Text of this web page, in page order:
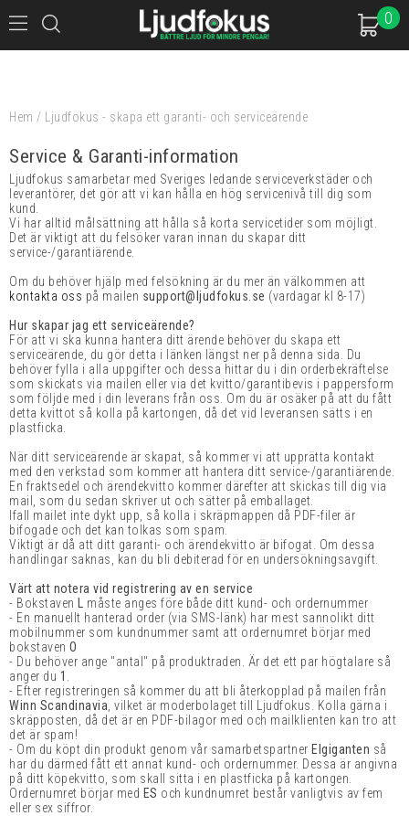
0
Hem / Ljudfokus - skapa ett garanti- och serviceärende
Service & Garanti-information
Ljudfokus samarbetar med Sveriges ledande serviceverkstäder och
leverantörer, det gör att vi kan hålla en hög servicenivå till dig som
kund.
Vi har alltid målsättning att hålla så korta servicetider som möjligt.
Det är viktigt att du felsöker varan innan du skapar ditt
service-/garantiärende.
Om du behöver hjälp med felsökning är du mer än välkommen att
kontakta oss på mailen support@ljudfokus.se (vardagar kl 8-17)
Hur skapar jag ett serviceärende?
För att vi ska kunna hantera ditt ärende behöver du skapa ett
serviceärende, du gör detta i länken längst ner på denna sida. Du
behöver fylla i alla uppgifter och dessa hittar du i din orderbekräftelse
som skickats via mailen eller via det kvitto/garantibevis i pappersform
som följde med i din leverans från oss. Om du är osäker på att du fått
detta kvittot så kolla på kartongen, då det vid leveransen sätts i en
plastficka.
När ditt serviceärende är skapat, så kommer vi att upprätta kontakt
med den verkstad som kommer att hantera ditt service-/garantiärende.
En fraktsedel och ärendekvitto kommer därefter att skickas till dig via
mail, som du sedan skriver ut och sätter på emballaget.
Ifall mailet inte dykt upp, så kolla i skräpmappen då PDF-filer är
bifogade och det kan tolkas som spam.
Viktigt är då att ditt garanti- och ärendekvitto är bifogat. Om dessa
handlingar saknas, kan du bli debiterad för en undersökningsavgift.
Värt att notera vid registrering av en service
- Bokstaven
måste anges före både ditt kund- och ordernummer
- En manuellt hanterad order (via SMS-länk) har mest sannolikt ditt
mobilnummer som kundnummer samt att ordernumret börjar med
bokstaven O
- Du behöver ange "antal" på produktraden. Är det ett par högtalare så
anger du 1
- Efter registreringen så kommer du att bli återkopplad på mailen från
Winn Scandinavia , vilket är moderbolaget till Ljudfokus. Kolla gärna i
skräpposten, då det är en PDF-bilagor med och mailklienten kan tro att
det är spam!
- Om du köpt din produkt genom vår samarbetspartner Elgiganten så
har du därmed fått ett annat kund- och ordernummer. Dessa är angivna
på ditt köpekvitto, som skall sitta i en plastficka på kartongen.
Ordernumret börjar med ES och kundnumret består vanligtvis av fem
eller sex siffror.